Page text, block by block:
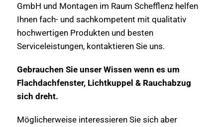
GmbH und Montagen im Raum Schefflenz helfen
Ihnen fach- und sachkompetent mit qualitativ
hochwertigen Produkten und besten
Serviceleistungen, kontaktieren Sie uns.
Gebrauchen Sie unser Wissen wenn es um
Flachdachfenster, Lichtkuppel & Rauchabzug
sich dreht.
Möglicherweise interessieren Sie sich aber